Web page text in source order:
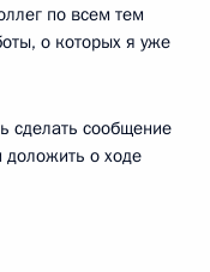
по всем тем
о которых я уже
сделать сообщение
о ходе